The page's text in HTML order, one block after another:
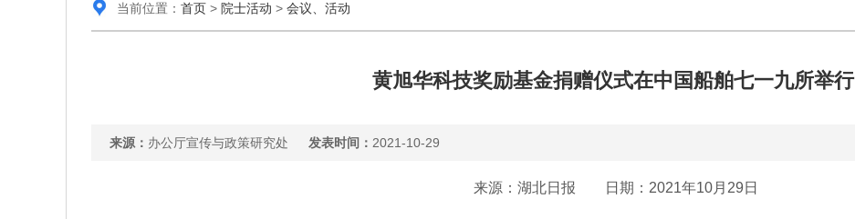
当前位置： 首页> 院士活动 > 会议、活动
黄旭华科技奖励基金捐赠仪式在中国船舶七一九所举行
来源： 办公厅宣传与政策研究处 发表时间： 2021-10-29
来源：湖北日报 日期：2021年10月29日